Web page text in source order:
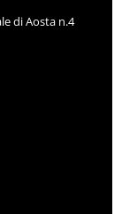
di Aosta n.4